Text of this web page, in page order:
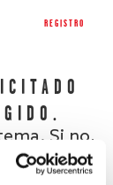
REGISTRO
Si no,